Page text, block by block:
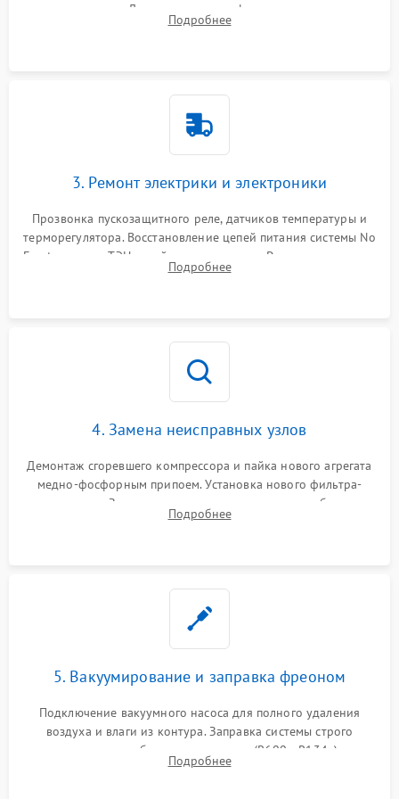
течеискателем. Демонтаж старого фильтра-осушителя и
продувка капиллярной трубки для устранения засоров.
Подробнее
3. Ремонт электрики и электроники
Прозвонка пускозащитного реле, датчиков температуры и
терморегулятора. Восстановление цепей питания системы No
Frost, включая ТЭН оттайки и вентилятор. Ремонт или замена
платы управления при сбоях алгоритмов.
Подробнее
4. Замена неисправных узлов
Демонтаж сгоревшего компрессора и пайка нового агрегата
медно-фосфорным припоем. Установка нового фильтра-
осушителя. Замена изношенных вентиляторов обдува,
сломанных заслонок или поврежденных дверных петель.
Подробнее
5. Вакуумирование и заправка фреоном
Подключение вакуумного насоса для полного удаления
воздуха и влаги из контура. Заправка системы строго
дозированным объемом хладагента (R600a, R134a) по
электронным весам. Контроль рабочего давления в системе.
Подробнее